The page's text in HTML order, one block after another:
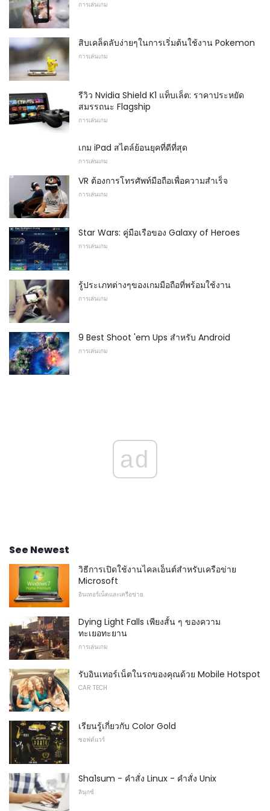
การเล่นเกม
สิบเคล็ดลับง่ายๆในการเริ่มต้นใช้งาน Pokemon
การเล่นเกม
รีวิว Nvidia Shield K1 แท็บเล็ต: ราคาประหยัด
สมรรถนะ Flagship
การเล่นเกม
เกม iPad สไตล์ย้อนยุคที่ดีที่สุด
การเล่นเกม
VR ต้องการโทรศัพท์มือถือเพื่อความสำเร็จ
การเล่นเกม
Star Wars: คู่มือเรือของ Galaxy of Heroes
การเล่นเกม
รู้ประเภทต่างๆของเกมมือถือที่พร้อมใช้งาน
การเล่นเกม
9 Best Shoot 'em Ups สำหรับ Android
การเล่นเกม
ad
See Newest
วิธีการเปิดใช้งานไคลเอ็นต์สำหรับเครือข่าย
Microsoft
อินเทอร์เน็ตและเครือข่าย
Dying Light Falls เพียงสั้น ๆ ของความ
ทะเยอทะยาน
การเล่นเกม
รับอินเทอร์เน็ตในรถของคุณด้วย Mobile Hotspot
CAR TECH
เรียนรู้เกี่ยวกับ Color Gold
ซอฟต์แวร์
Sha1sum - คำสั่ง Linux - คำสั่ง Unix
ลินุกซ์